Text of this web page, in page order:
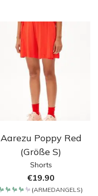
Aarezu Poppy Red
(Größe S)
Shorts
€19.90
(ARMEDANGELS)